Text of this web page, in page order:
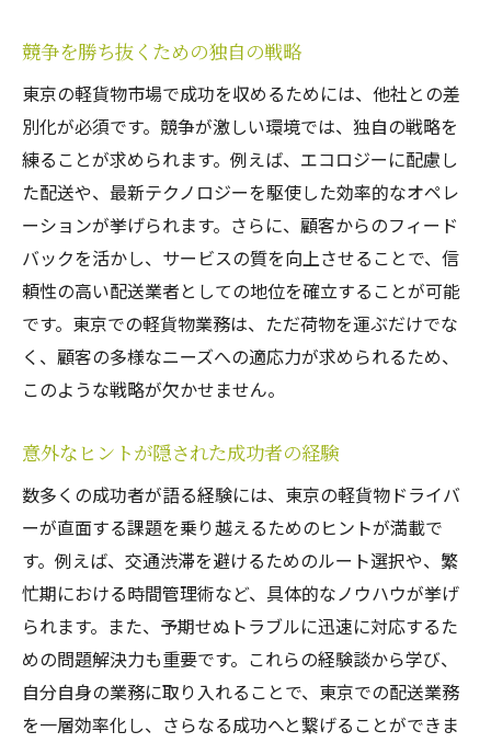
競争を勝ち抜くための独自の戦略
東京の軽貨物市場で成功を収めるためには、他社との差
別化が必須です。競争が激しい環境では、独自の戦略を
練ることが求められます。例えば、エコロジーに配慮し
た配送や、最新テクノロジーを駆使した効率的なオペレ
ーションが挙げられます。さらに、顧客からのフィード
バックを活かし、サービスの質を向上させることで、信
頼性の高い配送業者としての地位を確立することが可能
です。東京での軽貨物業務は、ただ荷物を運ぶだけでな
く、顧客の多様なニーズへの適応力が求められるため、
このような戦略が欠かせません。
意外なヒントが隠された成功者の経験
数多くの成功者が語る経験には、東京の軽貨物ドライバ
ーが直面する課題を乗り越えるためのヒントが満載で
す。例えば、交通渋滞を避けるためのルート選択や、繁
忙期における時間管理術など、具体的なノウハウが挙げ
られます。また、予期せぬトラブルに迅速に対応するた
めの問題解決力も重要です。これらの経験談から学び、
自分自身の業務に取り入れることで、東京での配送業務
を一層効率化し、さらなる成功へと繋げることができま